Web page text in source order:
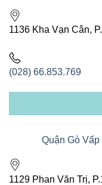
1136 Kha Vạn Cân,
(028) 66.853.769
Quận Gò Vấp
1129 Phan Văn Trị,